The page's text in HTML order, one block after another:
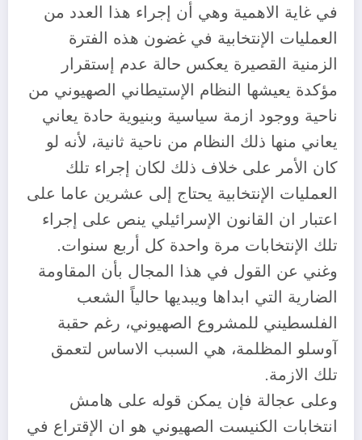
في غاية الاهمية وهي أن إجراء هذا العدد من
العمليات الإنتخابية في غضون هذه الفترة
الزمنية القصيرة يعكس حالة عدم إستقرار
مؤكدة يعيشها النظام الإستيطاني الصهيوني من
ناحية ووجود ازمة سياسية وبنيوية حادة يعاني
يعاني منها ذلك النظام من ناحية ثانية، لأنه لو
كان الأمر على خلاف ذلك لكان إجراء تلك
العمليات الإنتخابية يحتاج إلى عشرين عاما على
اعتبار ان القانون الإسرائيلي ينص على إجراء
تلك الإنتخابات مرة واحدة كل أربع سنوات.
وغني عن القول في هذا المجال بأن المقاومة
الضارية التي ابداها ويبديها حالياً الشعب
الفلسطيني للمشروع الصهيوني، رغم حقبة
آوسلو المظلمة، هي السبب الاساس لتعمق
تلك الازمة.
وعلى عجالة فإن يمكن قوله على هامش
انتخابات الكنيست الصهيوني هو ان الإقتراع في